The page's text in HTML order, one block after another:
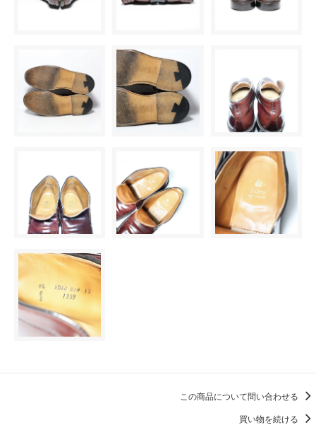
この商品について問い合わせる
買い物を続ける